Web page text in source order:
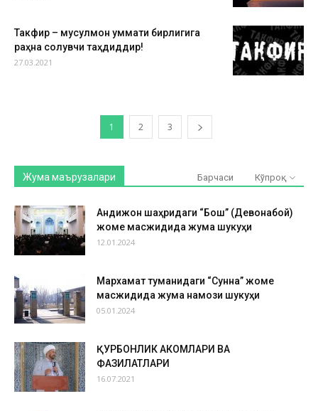
Такфир – мусулмон уммати бирлигига
раҳна солувчи таҳдиддир!
27.03.2021
1 2 3
Жума маърузалари Барчаси Кўпроқ
Андижон шаҳридаги “Бош” (Девонабой)
жоме масжидида жума шукуҳи
12.01.2024
Мархамат туманидаги “Сунна” жоме
масжидида жума намози шукуҳи
05.01.2024
ҚУРБОНЛИК АҲКОМЛАРИ ВА
ФАЗИЛАТЛАРИ
16.07.2021